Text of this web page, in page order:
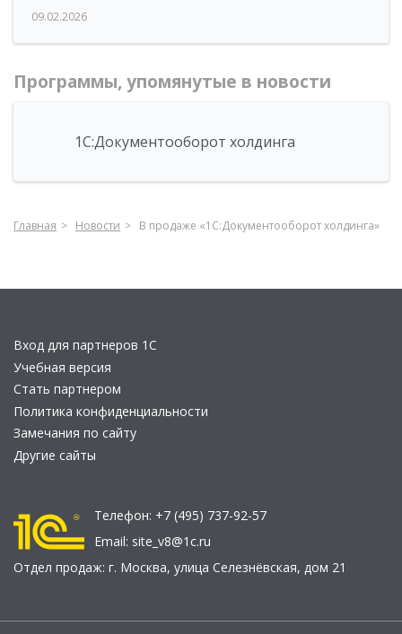
09.02.2026
Программы, упомянутые в новости
1С:Документооборот холдинга
Главная Новости В продаже «1С:Документооборот холдинга»
Вход для партнеров 1С
Учебная версия
Стать партнером
Политика конфиденциальности
Замечания по сайту
Другие сайты
Телефон: +7 (495) 737-92-57
Email: site_v8@1c.ru
Отдел продаж: г. Москва, улица Селезнёвская, дом 21